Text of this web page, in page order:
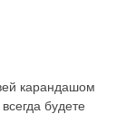
карандашом
будете